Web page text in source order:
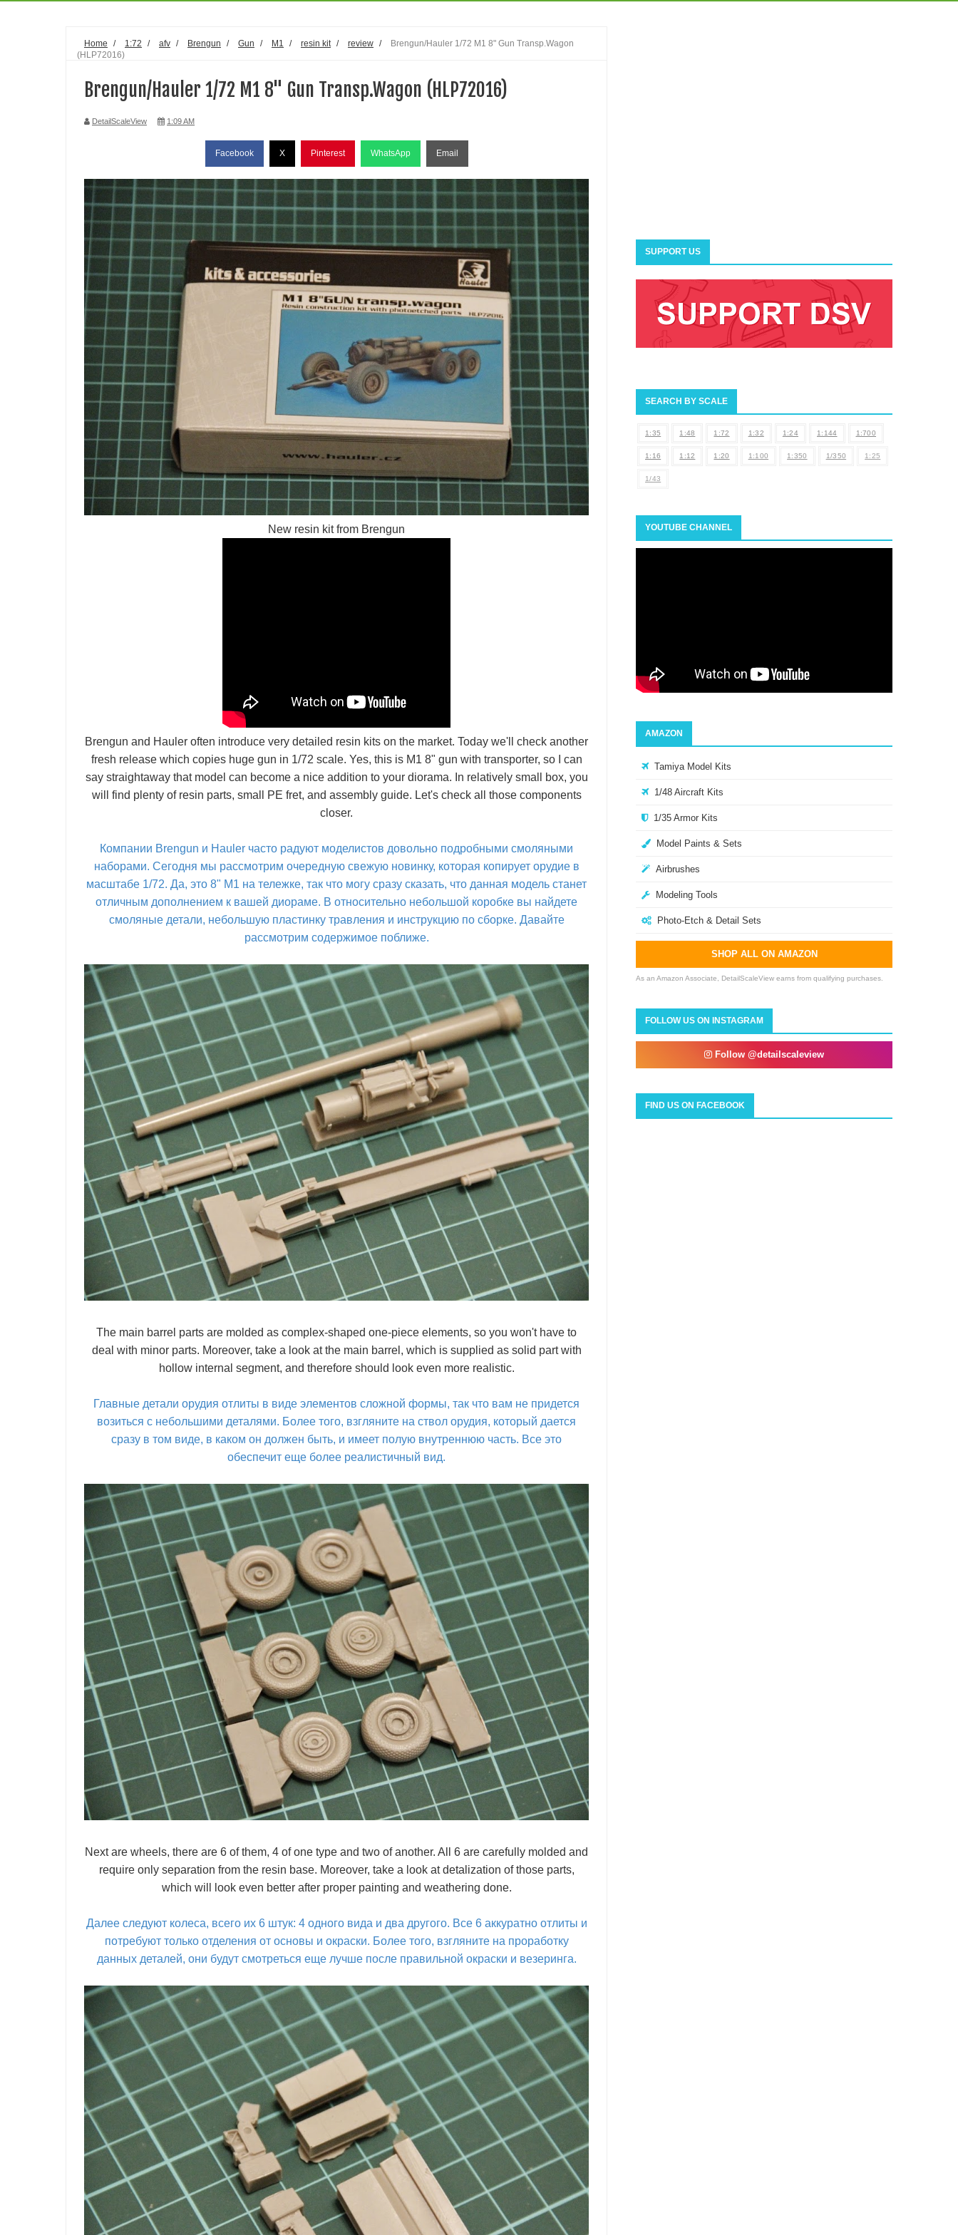
Home / 1:72 / afv / Brengun / Gun / M1 / resin kit / review /
Brengun/Hauler 1/72 M1 8" Gun Transp.Wagon
(HLP72016)
Brengun/Hauler 1/72 M1 8" Gun Transp.Wagon (HLP72016)
DetailScaleView 1:09 AM
Facebook X Pinterest WhatsApp Email
New resin kit from Brengun
Brengun and Hauler often introduce very detailed resin kits on the market. Today we'll check another
fresh release which copies huge gun in 1/72 scale. Yes, this is M1 8" gun with transporter, so I can
say straightaway that model can become a nice addition to your diorama. In relatively small box, you
will find plenty of resin parts, small PE fret, and assembly guide. Let's check all those components
closer.
Компании Brengun и Hauler часто радуют моделистов довольно подробными смоляными
наборами. Сегодня мы рассмотрим очередную свежую новинку, которая копирует орудие в
масштабе 1/72. Да, это 8" М1 на тележке, так что могу сразу сказать, что данная модель станет
отличным дополнением к вашей диораме. В относительно небольшой коробке вы найдете
смоляные детали, небольшую пластинку травления и инструкцию по сборке. Давайте
рассмотрим содержимое поближе.
The main barrel parts are molded as complex-shaped one-piece elements, so you won't have to
deal with minor parts. Moreover, take a look at the main barrel, which is supplied as solid part with
hollow internal segment, and therefore should look even more realistic.
Главные детали орудия отлиты в виде элементов сложной формы, так что вам не придется
возиться с небольшими деталями. Более того, взгляните на ствол орудия, который дается
сразу в том виде, в каком он должен быть, и имеет полую внутреннюю часть. Все это
обеспечит еще более реалистичный вид.
Next are wheels, there are 6 of them, 4 of one type and two of another. All 6 are carefully molded and
require only separation from the resin base. Moreover, take a look at detalization of those parts,
which will look even better after proper painting and weathering done.
Далее следуют колеса, всего их 6 штук: 4 одного вида и два другого. Все 6 аккуратно отлиты и
потребуют только отделения от основы и окраски. Более того, взгляните на проработку
данных деталей, они будут смотреться еще лучше после правильной окраски и везеринга.
SUPPORT US
SEARCH BY SCALE
1:35 1:48 1:72 1:32 1:24 1:144 1:700
1:16 1:12 1:20 1:100 1:350 1/350 1:25
1/43
YOUTUBE CHANNEL
AMAZON
Tamiya Model Kits
1/48 Aircraft Kits
1/35 Armor Kits
Model Paints & Sets
Airbrushes
Modeling Tools
Photo-Etch & Detail Sets
SHOP ALL ON AMAZON
As an Amazon Associate, DetailScaleView earns from qualifying purchases.
FOLLOW US ON INSTAGRAM
Follow @detailscaleview
FIND US ON FACEBOOK